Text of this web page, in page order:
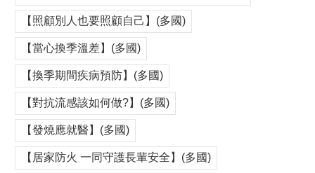
【照顧別人也要照顧自己】(多國)
【當心換季溫差】(多國)
【換季期間疾病預防】(多國)
【對抗流感該如何做?】(多國)
【發燒應就醫】(多國)
【居家防火 一同守護長輩安全】(多國)